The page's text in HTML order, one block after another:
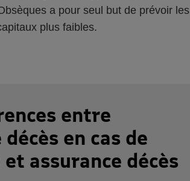
a pour seul but de prévoir les
plus faibles.
entre
en cas de
assurance décès